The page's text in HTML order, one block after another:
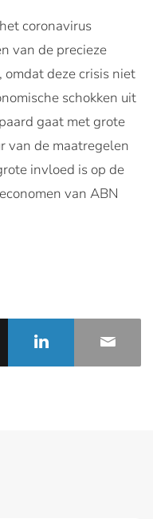
coronavirus
van de precieze
omdat deze crisis niet
schokken uit
gaat met grote
van de maatregelen
invloed is op de
van ABN